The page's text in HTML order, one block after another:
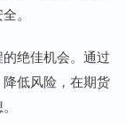
。
绝佳机会。通过
低风险，在期货